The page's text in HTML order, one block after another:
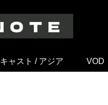
キャスト / アジア VOD